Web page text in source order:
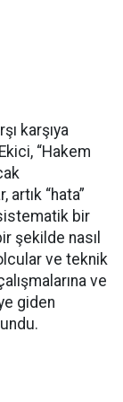
karşıya
“Hakem
artık “hata”
bir
şekilde nasıl
ve teknik
ve
giden